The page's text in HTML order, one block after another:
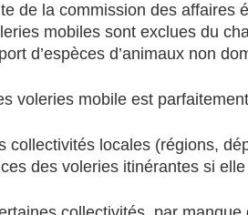
de la commission des affaires
mobiles sont exclues du
d’espèces d’animaux non
voleries mobile est
collectivités locales (régions,
des voleries itinérantes si